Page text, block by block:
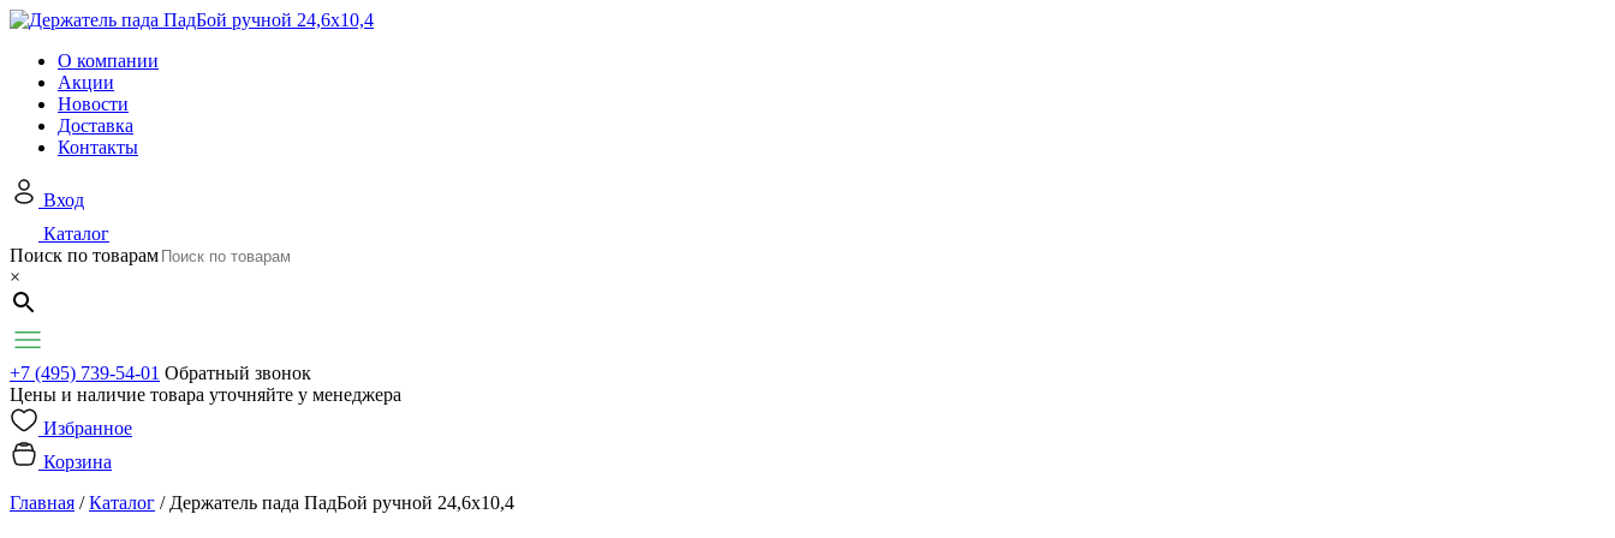
О компании
Акции
Новости
Доставка
Контакты
Вход
Каталог
Поиск по товарам
×
+7 (495) 739-54-01 Обратный звонок
Цены и наличие товара уточняйте у менеджера
Избранное
Корзина
Главная /Каталог / Держатель пада ПадБой ручной 24,6х10,4